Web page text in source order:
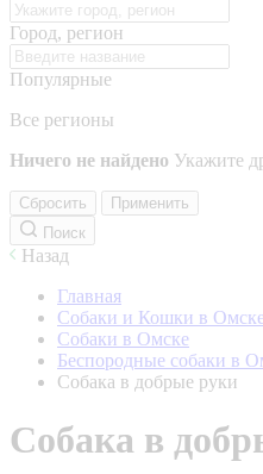
Город, регион
Популярные
Все регионы
Ничего не найдено Укажите
Сбросить
Применить
Поиск
Назад
Главная
Собаки и Кошки в
Собаки в Омске
Беспородные собаки в
Собака в добрые руки
Собака в